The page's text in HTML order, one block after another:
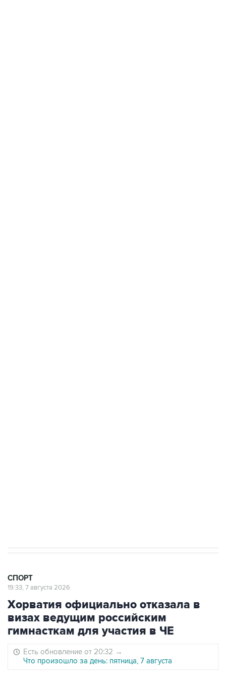
СПОРТ
19:33, 7 августа 2026
Хорватия официально отказала в
визах ведущим российским
гимнасткам для участия в ЧЕ
Есть обновление от 20:32 →
Что произошло за день: пятница, 7 августа